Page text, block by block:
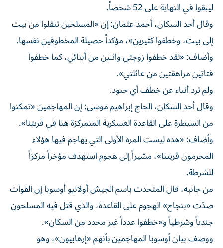
ليبقوا في النهاية على 52 شخصاً.
وقال أحد السكان، أحمد عثمان: إن «المسلحين تنقلوا من بيت
إلى بيت، وخطفوا كثيرين»، مؤكداً حصيلة المخطوفين نفسها.
وأضاف: «لقد خطفوا زوجتي واثنين من أبنائي، كما خطفوا
فتاتين مراهقتين من عائلتي».
ولم ترد أنباء عن خطف أي جنود.
وقال أحد السكان، الحاج إبراهيم موسى: إن المهاجمين «تمكنوا
من السيطرة على القاعدة العسكرية المتمركزة هنا في قريتنا».
وأضاف: «هذه ليست المرة الأولى التي يهاجم فيها هؤلاء
المجرمون قريتنا»، مشيراً إلى هجوم استهدف مؤخراً مركزاً
للشرطة.
من جانبه، قال المتحدث باسم الجيش أولانيو أوسوبا إن القوات
صدّت «بنجاح» الهجوم على القاعدة، والذي قتل فيه المسلحون
جندياً وشرطياً و«خطفوا عدداً غير محدد من السكان».
ووصف بيان أوسوبا المهاجمين بأنهم «إرهابيون»، وهو